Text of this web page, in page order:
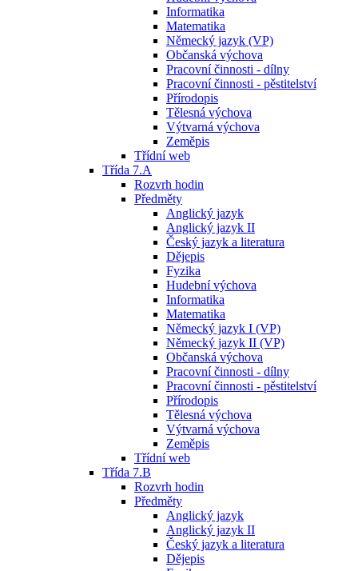
Informatika
Matematika
Německý jazyk (VP)
Občanská výchova
Pracovní činnosti - dílny
Pracovní činnosti - pěstitelství
Přírodopis
Tělesná výchova
Výtvarná výchova
Zeměpis
Třídní web
Třída 7.A
Rozvrh hodin
Předměty
Anglický jazyk
Anglický jazyk II
Český jazyk a literatura
Dějepis
Fyzika
Hudební výchova
Informatika
Matematika
Německý jazyk I (VP)
Německý jazyk II (VP)
Občanská výchova
Pracovní činnosti - dílny
Pracovní činnosti - pěstitelství
Přírodopis
Tělesná výchova
Výtvarná výchova
Zeměpis
Třídní web
Třída 7.B
Rozvrh hodin
Předměty
Anglický jazyk
Anglický jazyk II
Český jazyk a literatura
Dějepis